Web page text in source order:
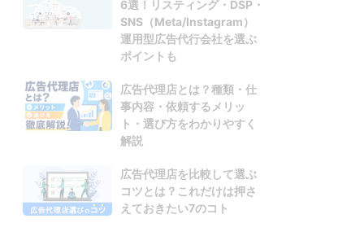
6選！リスティング・DSP・
SNS（Meta/Instagram）
運用型広告代行会社を選ぶ
ポイントも
広告代理店とは？種類・仕
事内容・依頼するメリッ
ト・選び方をわかりやすく
解説
広告代理店を比較して選ぶ
コツとは？これだけは押さ
えておきたい7のコト